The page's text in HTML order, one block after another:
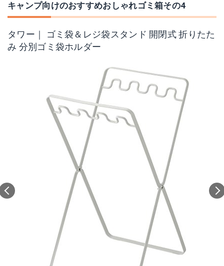
キャンプ向けのおすすめおしゃれゴミ箱その4
タワー｜ ゴミ袋＆レジ袋スタンド 開閉式 折りたた
み 分別ゴミ袋ホルダー